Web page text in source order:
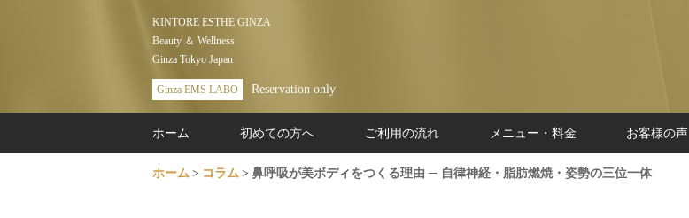
KINTORE ESTHE GINZA
Beauty ＆ Wellness
Ginza Tokyo Japan
Ginza EMS LABO Reservation only
ホーム 初めての方へ ご利用の流れ メニュー・料金 お客様の声
ホーム コラム 鼻呼吸が美ボディをつくる理由 ─ 自律神経・脂肪燃焼・姿勢の三位一体